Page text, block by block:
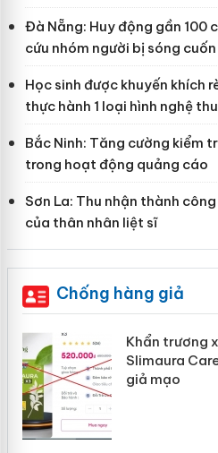
Đà Nẵng: Huy động gần 100
cứu nhóm người bị sóng
Học sinh được khuyến khích
thực hành 1 loại hình nghệ
Bắc Ninh: Tăng cường kiểm
trong hoạt động quảng cáo
Sơn La: Thu nhận thành
của thân nhân liệt sĩ
Chống hàng giả
Khẩn trương
Slimaura
giả mạo